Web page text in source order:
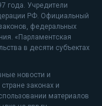
года. Учредители
РФ. Официальный
федеральных
«Парламентская
в десяти субъектах
новости и
законах и
материалов